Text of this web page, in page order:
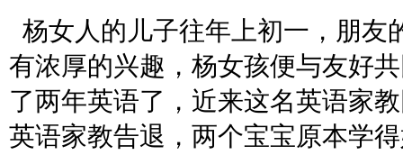
杨女人的儿子往年上初一，朋友
有浓厚的兴趣，杨女孩便与友好
了两年英语了，近来这名英语家
英语家教告退，两个宝宝原本学